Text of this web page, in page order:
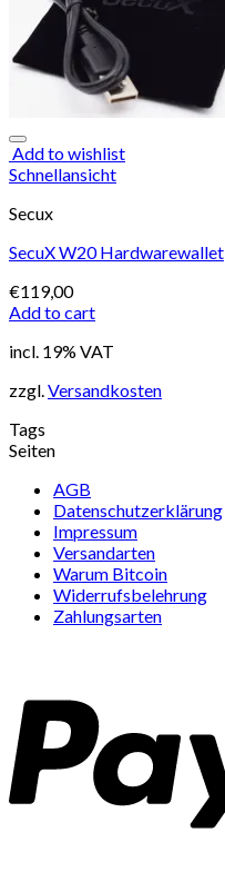
Add to wishlist
Schnellansicht
Secux
SecuX W20 Hardwarewallet
€119,00
Add to cart
incl. 19% VAT
zzgl.Versandkosten
Tags
Seiten
AGB
Datenschutzerklärung
Impressum
Versandarten
Warum Bitcoin
Widerrufsbelehrung
Zahlungsarten